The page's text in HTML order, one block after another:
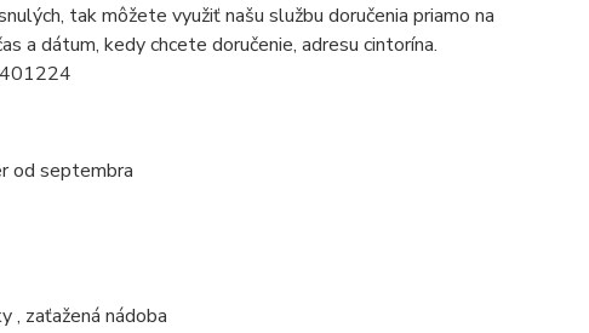
tak môžete využiť našu službu doručenia priamo na
a dátum, kedy chcete doručenie, adresu cintorína.
od septembra
, zaťažená nádoba